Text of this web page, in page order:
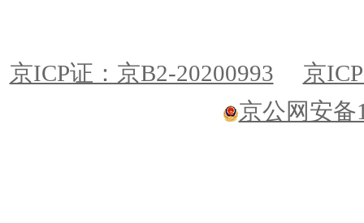
京ICP证：京B2-20200993
京
京公网安备